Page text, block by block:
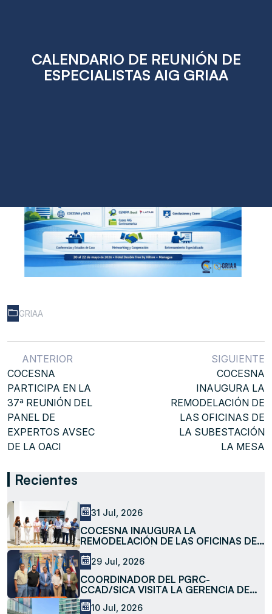
CALENDARIO DE REUNIÓN DE
ESPECIALISTAS AIG GRIAA
GRIAA
ANTERIOR
COCESNA
PARTICIPA EN LA
37ª REUNIÓN DEL
PANEL DE
EXPERTOS AVSEC
DE LA OACI
SIGUIENTE
COCESNA
INAUGURA LA
REMODELACIÓN DE
LAS OFICINAS DE
LA SUBESTACIÓN
LA MESA
Recientes
31 Jul, 2026
COCESNA INAUGURA LA
REMODELACIÓN DE LAS OFICINAS DE
LA SUBESTACIÓN LA MESA
29 Jul, 2026
COORDINADOR DEL PGRC-
CCAD/SICA VISITA LA GERENCIA DE
MEDIO AMBIENTE DE COCESNA
10 Jul, 2026